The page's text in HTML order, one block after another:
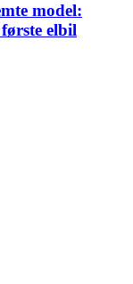
model:
elbil